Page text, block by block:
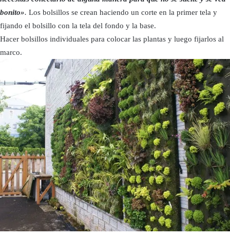
bonito». Los bolsillos se crean haciendo un corte en la primer tela y
fijando el bolsillo con la tela del fondo y la base.
Hacer bolsillos individuales para colocar las plantas y luego fijarlos al
marco.